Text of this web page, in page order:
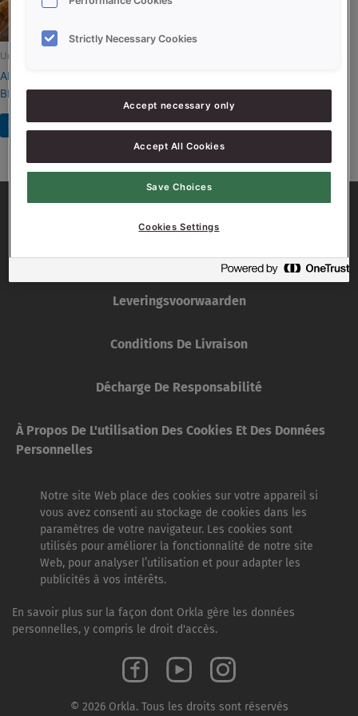
Uncategorized
AMELIORANT CROUSTILLANNE
BIO (NL-BIO-01)
Read more
Leveringsvoorwaarden
Conditions De Livraison
Décharge De Responsabilité
À Propos De L'utilisation Des Cookies Et Des Données
Personnelles
Notre site Web place des cookies sur votre appareil si
vous avez consenti au stockage de cookies dans les
paramètres de votre navigateur. Les cookies sont
utilisés pour améliorer la fonctionnalité de notre site
Web, pour analyser l’utilisation et pour adapter les
publicités à vos intérêts.
En savoir plus sur la façon dont Orkla gère les données
personnelles, y compris le droit d'accès.
© 2026 Orkla. Tous les droits sont réservés
Strictly Necessary Cookies
Accept necessary only
Accept All Cookies
Save Choices
Cookies Settings